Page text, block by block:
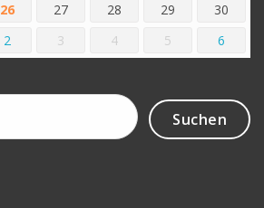
26 27 28 29
30
2 3 4 5 6